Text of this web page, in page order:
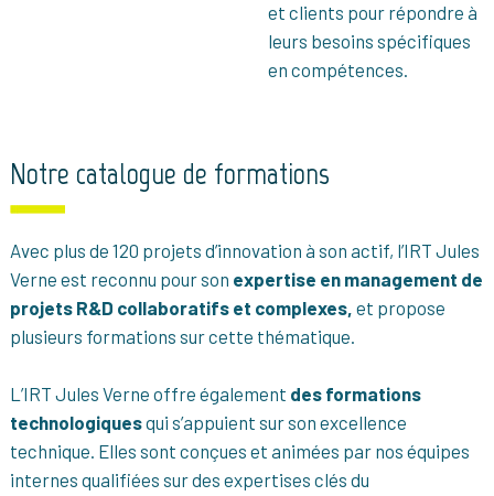
et clients pour répondre à
leurs besoins spécifiques
en compétences.
Notre catalogue de formations
Avec plus de 120 projets d’innovation à son actif, l’IRT Jules
Verne est reconnu pour son expertise en management de
projets R&D collaboratifs et complexes, et propose
plusieurs formations sur cette thématique.
L’IRT Jules Verne offre également des formations
technologiquesqui s’appuient sur son excellence
technique. Elles sont conçues et animées par nos équipes
internes qualifiées sur des expertises clés du